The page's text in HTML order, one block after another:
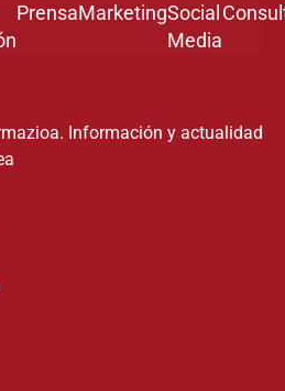
PrensaMarketingSocial
Media
Información y actualidad